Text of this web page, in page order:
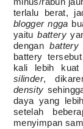
terlalu berat,
blogger ngga
yaitubattery
denganbattery
battery
kali lebih
silinder,
density
daya yang
setelah
menyimpan